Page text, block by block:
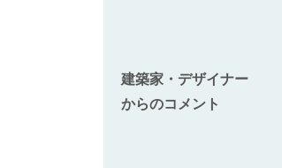
建築家・デザイナー
からのコメント